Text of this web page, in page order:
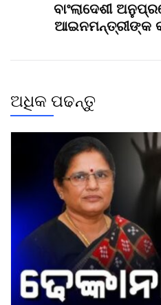
ବାଂଲାଦେଶୀ
ଆଇନମନ୍ତ୍ରୀଙ୍କ
ଅଧିକ ପଢନ୍ତୁ